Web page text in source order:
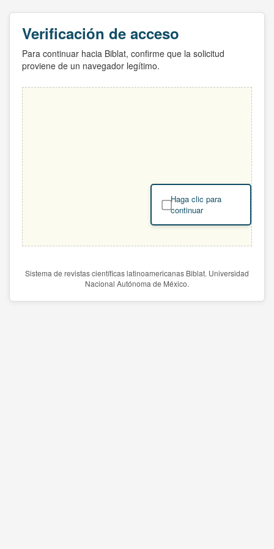
Verificación de acceso
Para continuar hacia Biblat, confirme que la solicitud
proviene de un navegador legítimo.
Haga clic para
continuar
Sistema de revistas científicas latinoamericanas Biblat. Universidad
Nacional Autónoma de México.